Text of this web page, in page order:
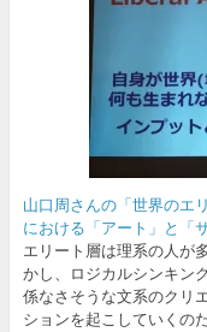
山口周さんの「世界のエ
における「アート」と「
エリート層は理系の人が
かし、ロジカルシンキン
係なさそうな文系のクリ
ションを起こしていくのだ